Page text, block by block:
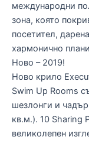
международни
зона, която
посетител,
хармонично
Ново – 2019!
Ново крило
Swim Up Rooms
шезлонги и
кв.м.). 10 Sharing
великолепен